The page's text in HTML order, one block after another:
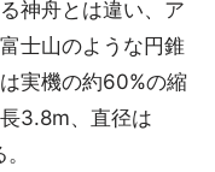
神舟とは違い、ア
士山のような円錐
実機の約60%の縮
3.8m、直径は